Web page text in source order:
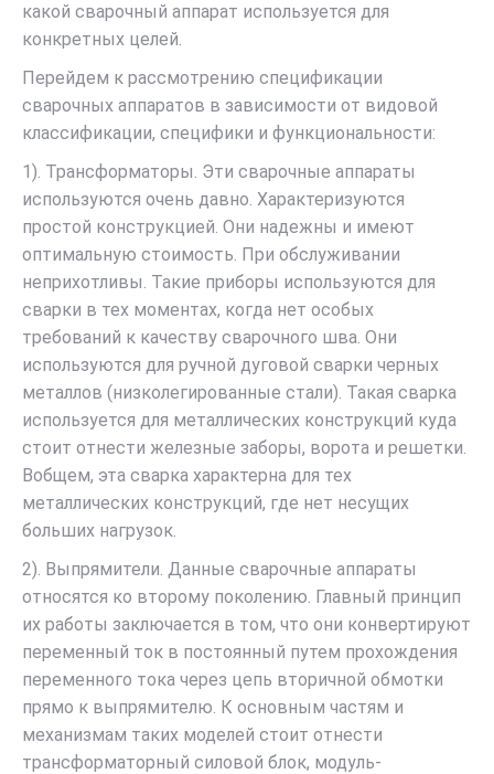
какой сварочный аппарат используется для
конкретных целей.
Перейдем к рассмотрению спецификации
сварочных аппаратов в зависимости от видовой
классификации, специфики и функциональности:
1). Трансформаторы. Эти сварочные аппараты
используются очень давно. Характеризуются
простой конструкцией. Они надежны и имеют
оптимальную стоимость. При обслуживании
неприхотливы. Такие приборы используются для
сварки в тех моментах, когда нет особых
требований к качеству сварочного шва. Они
используются для ручной дуговой сварки черных
металлов (низколегированные стали). Такая сварка
используется для металлических конструкций куда
стоит отнести железные заборы, ворота и решетки.
Вобщем, эта сварка характерна для тех
металлических конструкций, где нет несущих
больших нагрузок.
2). Выпрямители. Данные сварочные аппараты
относятся ко второму поколению. Главный принцип
их работы заключается в том, что они конвертируют
переменный ток в постоянный путем прохождения
переменного тока через цепь вторичной обмотки
прямо к выпрямителю. К основным частям и
механизмам таких моделей стоит отнести
трансформаторный силовой блок, модуль-